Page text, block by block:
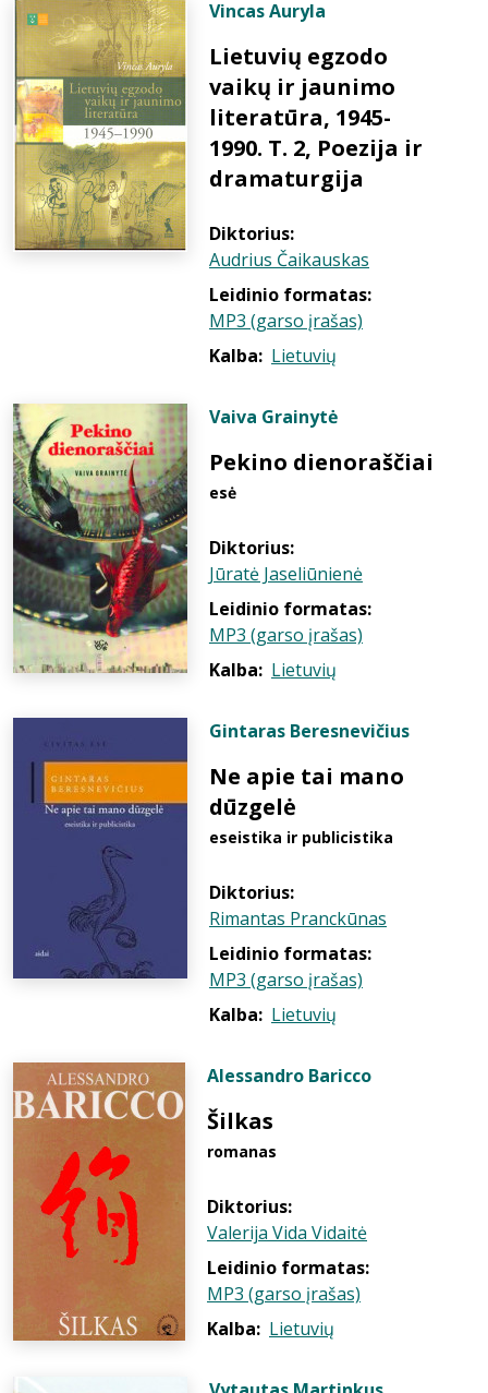
Vincas Auryla
Lietuvių egzodo
vaikų ir jaunimo
literatūra, 1945-
1990. T. 2, Poezija ir
dramaturgija
Diktorius:
Audrius Čaikauskas
Leidinio formatas:
MP3 (garso įrašas)
Kalba: Lietuvių
Vaiva Grainytė
Pekino dienoraščiai
esė
Diktorius:
Jūratė Jaseliūnienė
Leidinio formatas:
MP3 (garso įrašas)
Kalba: Lietuvių
Gintaras Beresnevičius
Ne apie tai mano
dūzgelė
eseistika ir publicistika
Diktorius:
Rimantas Pranckūnas
Leidinio formatas:
MP3 (garso įrašas)
Kalba: Lietuvių
Alessandro Baricco
Šilkas
romanas
Diktorius:
Valerija Vida Vidaitė
Leidinio formatas:
MP3 (garso įrašas)
Kalba: Lietuvių